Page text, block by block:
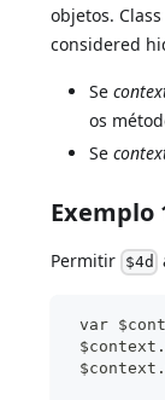
objetos.
considered
Se
os
Se
Exemplo
Permitir $4d
var